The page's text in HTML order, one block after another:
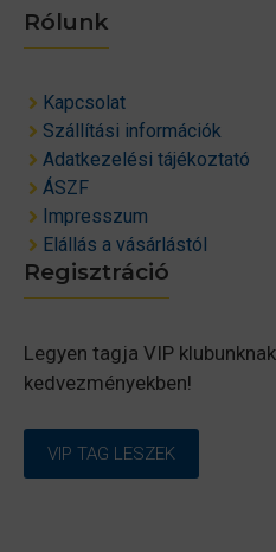
Rólunk
Kapcsolat
Szállítási információk
Adatkezelési tájékoztató
ÁSZF
Impresszum
Elállás a vásárlástól
Regisztráció
Legyen tagja VIP
kedvezményekben!
VIP TAG LESZEK